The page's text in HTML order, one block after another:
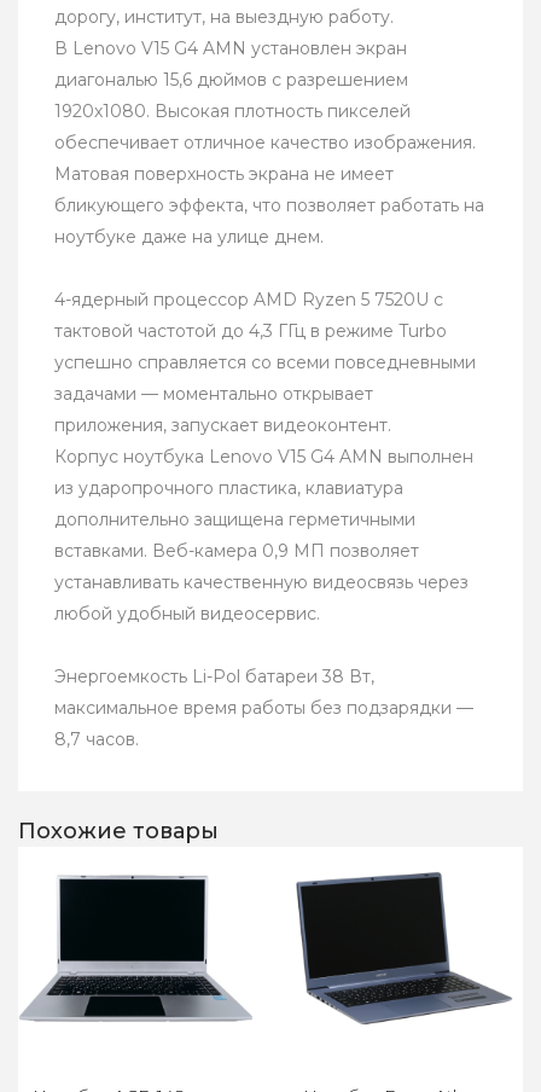
дорогу, институт, на выездную работу.
В Lenovo V15 G4 AMN установлен экран
диагональю 15,6 дюймов с разрешением
1920х1080. Высокая плотность пикселей
обеспечивает отличное качество изображения.
Матовая поверхность экрана не имеет
бликующего эффекта, что позволяет работать на
ноутбуке даже на улице днем.
4-ядерный процессор AMD Ryzen 5 7520U с
тактовой частотой до 4,3 ГГц в режиме Turbo
успешно справляется со всеми повседневными
задачами — моментально открывает
приложения, запускает видеоконтент.
Корпус ноутбука Lenovo V15 G4 AMN выполнен
из ударопрочного пластика, клавиатура
дополнительно защищена герметичными
вставками. Веб-камера 0,9 МП позволяет
устанавливать качественную видеосвязь через
любой удобный видеосервис.
Энергоемкость Li-Pol батареи 38 Вт,
максимальное время работы без подзарядки —
8,7 часов.
Похожие товары